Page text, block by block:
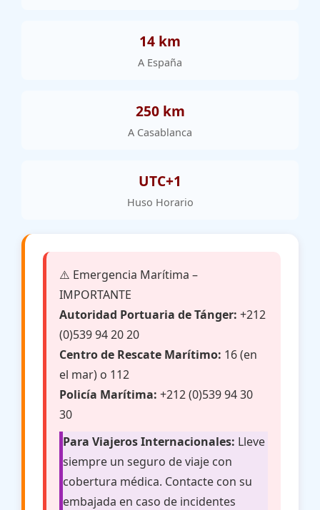
14 km
A España
250 km
A Casablanca
UTC+1
Huso Horario
⚠️ Emergencia Marítima –
IMPORTANTE
Autoridad Portuaria de Tánger: +212
(0)539 94 20 20
Centro de Rescate Marítimo: 16 (en
el mar) o 112
Policía Marítima: +212 (0)539 94 30
30
Para Viajeros Internacionales: Lleve
siempre un seguro de viaje con
cobertura médica. Contacte con su
embajada en caso de incidentes